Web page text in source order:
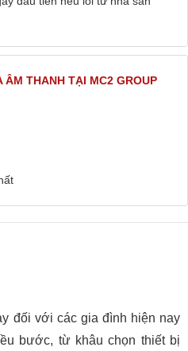
ÂM THANH TẠI MC2 GROUP
đối với các gia đình hiện nay
bước, từ khâu chọn thiết bị